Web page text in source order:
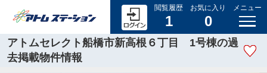
閲覧履歴
1
お気に入り
0
メニュー
アトムセレクト船橋市新高根６丁目 1号棟の過
去掲載物件情報